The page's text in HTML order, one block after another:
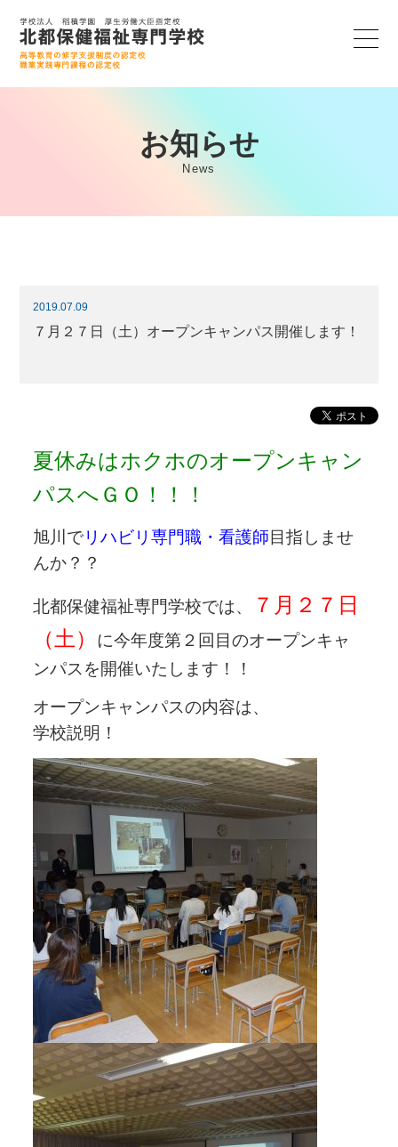
お知らせ
News
2019.07.09
７月２７日（土）オープンキャンパス開催します！
夏休みはホクホのオープンキャン
パスへＧＯ！！！
旭川でリハビリ専門職・看護師目指しませ
んか？？
北都保健福祉専門学校では、
７月２７日
（土）
に今年度第２回目のオープンキャ
ンパスを開催いたします！！
オープンキャンパスの内容は、
学校説明！